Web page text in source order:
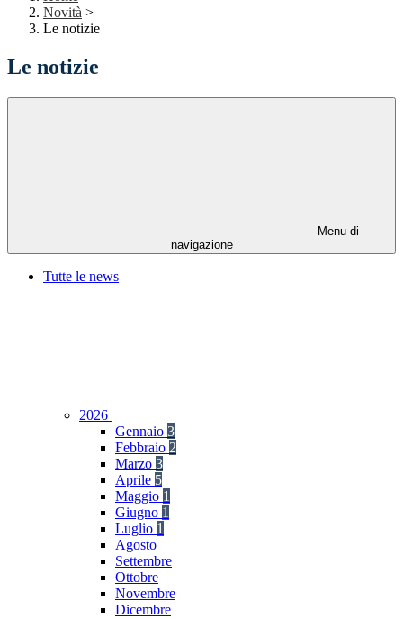
Novità >
Le notizie
Le notizie
Menu di
navigazione
Tutte le news
2026
Gennaio 3
Febbraio 2
Marzo 3
Aprile 5
Maggio 1
Giugno 1
Luglio 1
Agosto
Settembre
Ottobre
Novembre
Dicembre